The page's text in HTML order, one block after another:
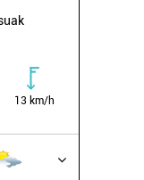
13 km/h